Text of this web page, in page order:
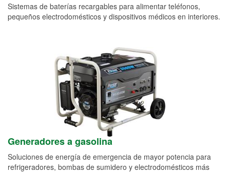
Sistemas de baterías recargables para alimentar teléfonos,
pequeños electrodomésticos y dispositivos médicos en interiores.
Generadores a gasolina
Soluciones de energía de emergencia de mayor potencia para
refrigeradores, bombas de sumidero y electrodomésticos más